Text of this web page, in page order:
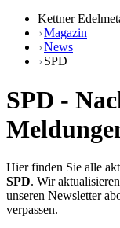
Kettner
Magazin
News
SPD
SPD -
Hier finden Sie alle
SPD. Wir
unseren Newsletter
verpassen.